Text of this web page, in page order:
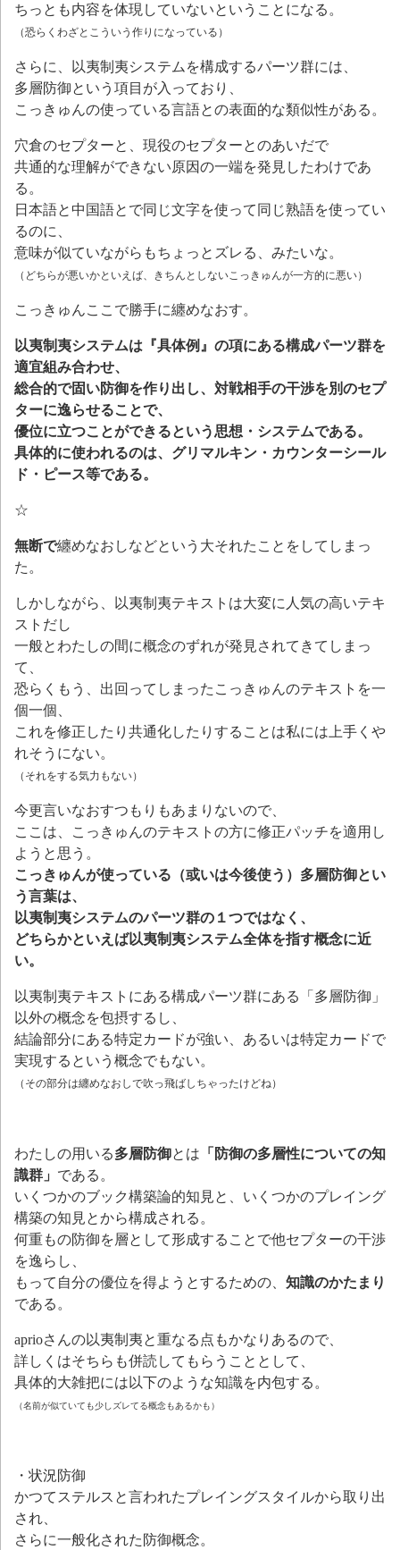
ちっとも内容を体現していないということになる。
（恐らくわざとこういう作りになっている）
さらに、以夷制夷システムを構成するパーツ群には、
多層防御という項目が入っており、
こっきゅんの使っている言語との表面的な類似性がある。
穴倉のセプターと、現役のセプターとのあいだで
共通的な理解ができない原因の一端を発見したわけであ
る。
日本語と中国語とで同じ文字を使って同じ熟語を使ってい
るのに、
意味が似ていながらもちょっとズレる、みたいな。
（どちらが悪いかといえば、きちんとしないこっきゅんが一方的に悪い）
こっきゅんここで勝手に纏めなおす。
以夷制夷システムは『具体例』の項にある構成パーツ群を
適宜組み合わせ、
総合的で固い防御を作り出し、対戦相手の干渉を別のセプ
ターに逸らせることで、
優位に立つことができるという思想・システムである。
具体的に使われるのは、グリマルキン・カウンターシール
ド・ピース等である。
☆
無断で纏めなおしなどという大それたことをしてしまっ
た。
しかしながら、以夷制夷テキストは大変に人気の高いテキ
ストだし
一般とわたしの間に概念のずれが発見されてきてしまっ
て、
恐らくもう、出回ってしまったこっきゅんのテキストを一
個一個、
これを修正したり共通化したりすることは私には上手くや
れそうにない。
（それをする気力もない）
今更言いなおすつもりもあまりないので、
ここは、こっきゅんのテキストの方に修正パッチを適用し
ようと思う。
こっきゅんが使っている（或いは今後使う）多層防御とい
う言葉は、
以夷制夷システムのパーツ群の１つではなく、
どちらかといえば以夷制夷システム全体を指す概念に近
い。
以夷制夷テキストにある構成パーツ群にある「多層防御」
以外の概念を包摂するし、
結論部分にある特定カードが強い、あるいは特定カードで
実現するという概念でもない。
（その部分は纏めなおしで吹っ飛ばしちゃったけどね）
わたしの用いる多層防御とは 「防御の多層性についての知
識群」 である。
いくつかのブック構築論的知見と、いくつかのプレイング
構築の知見とから構成される。
何重もの防御を層として形成することで他セプターの干渉
を逸らし、
もって自分の優位を得ようとするための、 知識のかたまり
である。
aprioさんの以夷制夷と重なる点もかなりあるので、
詳しくはそちらも併読してもらうこととして、
具体的大雑把には以下のような知識を内包する。
（名前が似ていても少しズレてる概念もあるかも）
・状況防御
かつてステルスと言われたプレイングスタイルから取り出
され、
さらに一般化された防御概念。